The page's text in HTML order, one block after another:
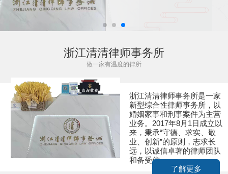
浙江清清律师事务所
做一家有温度的律所
浙江清清律师事务所是一家
新型综合性律师事务所，以
婚姻家事和刑事案件为主营
业务。2017年8月1日成立以
来，秉承“守德、求实、敬
业、创新”的原则，志求长
远，以诚信卓著的律师团队
和备受信...
了解更多